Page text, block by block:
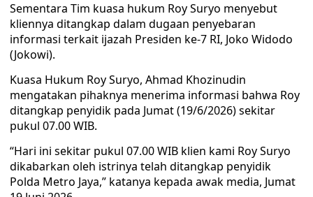
Sementara Tim kuasa hukum Roy Suryo menyebut
kliennya ditangkap dalam dugaan penyebaran
informasi terkait ijazah Presiden ke-7 RI, Joko Widodo
(Jokowi).
Kuasa Hukum Roy Suryo, Ahmad Khozinudin
mengatakan pihaknya menerima informasi bahwa Roy
ditangkap penyidik pada Jumat (19/6/2026) sekitar
pukul 07.00 WIB.
“Hari ini sekitar pukul 07.00 WIB klien kami Roy Suryo
dikabarkan oleh istrinya telah ditangkap penyidik
Polda Metro Jaya,” katanya kepada awak media, Jumat